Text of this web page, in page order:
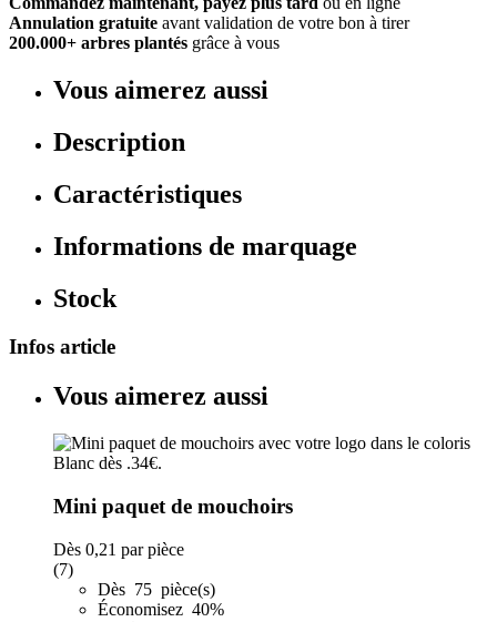
Annulation gratuite avant validation de votre bon à tirer
200.000+ arbres plantés grâce à vous
Vous aimerez aussi
Description
Caractéristiques
Informations de marquage
Stock
Infos article
Vous aimerez aussi
Mini paquet de mouchoirs
Dès 0,21 par pièce
(7)
Dès 75 pièce(s)
Économisez 40%